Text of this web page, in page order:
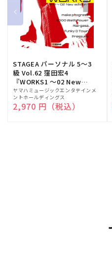
STAGEA パーソナル 5～3
級 Vol.62 窪田宏4
『WORKS1 ～02 New
edition～』
販
売
元:
ヤマハミュージックエンタテインメ
ントホールディングス
通常価格
2,970 円（税込）